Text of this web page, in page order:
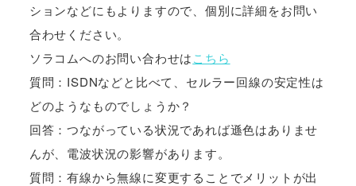
ションなどにもよりますので、個別に詳細をお問い
合わせください。
ソラコムへのお問い合わせはこちら
質問：ISDNなどと比べて、セルラー回線の安定性は
どのようなものでしょうか？
回答：つながっている状況であれば遜色はありませ
んが、電波状況の影響があります。
質問：有線から無線に変更することでメリットが出